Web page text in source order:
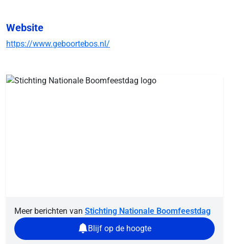
Website
https://www.geboortebos.nl/
Meer berichten van Stichting Nationale Boomfeestdag
Blijf op de hoogte